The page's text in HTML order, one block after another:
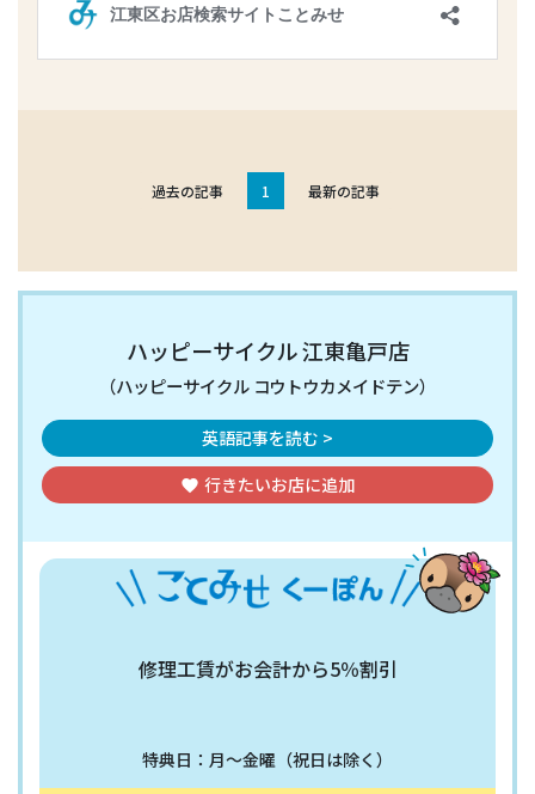
過去の記事 1 最新の記事
ハッピーサイクル 江東亀戸店
（ハッピーサイクル コウトウカメイドテン）
英語記事を読む >
favorite 行きたいお店に追加
修理工賃がお会計から5％割引
特典日：月〜金曜（祝日は除く）